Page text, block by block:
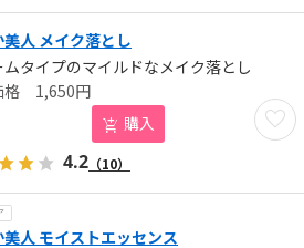
人 メイク落とし
ムタイプのマイルドなメイク落とし
お気
1,650円
購入
4.2 （10）
人 モイストエッセンス